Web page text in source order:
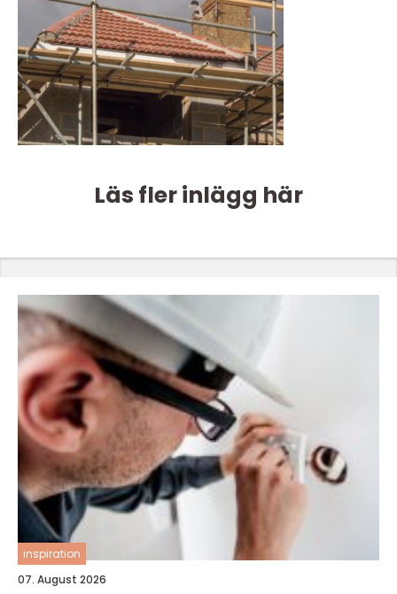
Läs fler inlägg här
inspiration
07. August 2026